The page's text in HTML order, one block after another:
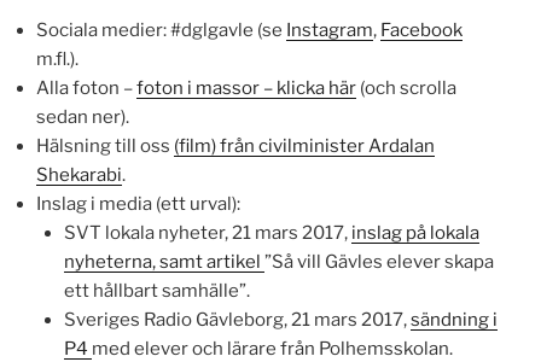
Sociala medier: #dglgavle (se Instagram, Facebook
m.fl.).
Alla foton –foton i massor – klicka här (och scrolla
sedan ner).
Hälsning till oss (film) från civilminister Ardalan
Shekarabi.
Inslag i media (ett urval):
SVT lokala nyheter, 21 mars 2017, inslag på lokala
nyheterna, samt artikel ”Så vill Gävles elever skapa
ett hållbart samhälle”.
Sveriges Radio Gävleborg, 21 mars 2017,sändning i
P4 med elever och lärare från Polhemsskolan.